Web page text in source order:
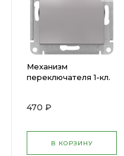
Механизм
переключателя 1-кл.
1240249 )
470 ₽
В КОРЗИНУ